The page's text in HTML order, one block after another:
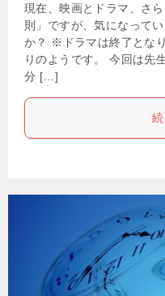
現在、映画とドラマ、さ
則」ですが、気になって
か？ ※ドラマは終了とな
りのようです。 今回は先
分 […]